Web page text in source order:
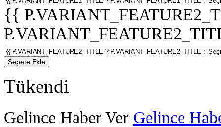
{{
Sepete Ekle
Tükendi
Gelince Haber Ver Gelince